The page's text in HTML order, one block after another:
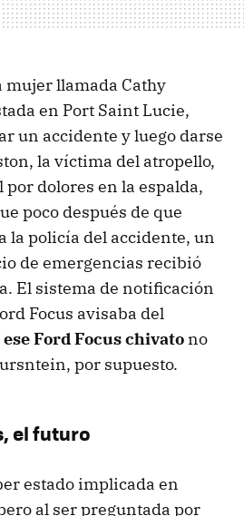
mujer llamada Cathy
en Port Saint Lucie,
un accidente y luego darse
la víctima del atropello,
por dolores en la espalda,
poco después de que
la policía del accidente, un
de emergencias recibió
El sistema de notificación
Focus avisaba del
ese Ford Focus chivato no
por supuesto.
el futuro
estado implicada en
al ser preguntada por